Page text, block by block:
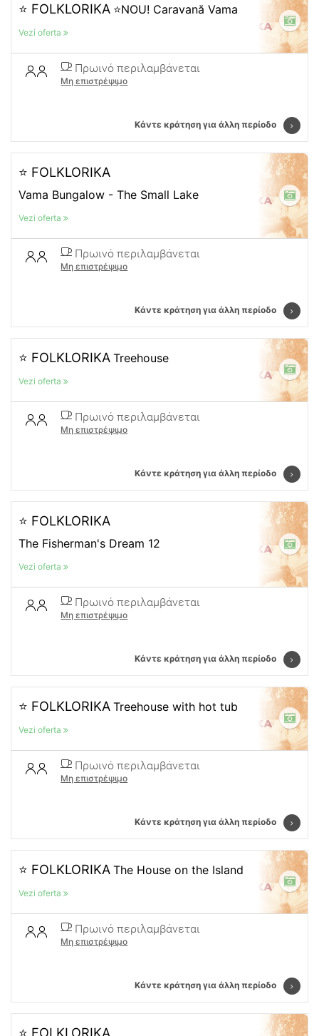
⭐ FOLKLORIKA ⭐NOU! Caravană Vama
Vezi oferta
Πρωινό περιλαμβάνεται
Μη επιστρέψιμο
Κάντε κράτηση για άλλη περίοδο
⭐ FOLKLORIKA
Vama Bungalow - The Small Lake
Vezi oferta
Πρωινό περιλαμβάνεται
Μη επιστρέψιμο
Κάντε κράτηση για άλλη περίοδο
⭐ FOLKLORIKA Treehouse
Vezi oferta
Πρωινό περιλαμβάνεται
Μη επιστρέψιμο
Κάντε κράτηση για άλλη περίοδο
⭐ FOLKLORIKA
The Fisherman's Dream 12
Vezi oferta
Πρωινό περιλαμβάνεται
Μη επιστρέψιμο
Κάντε κράτηση για άλλη περίοδο
⭐ FOLKLORIKA Treehouse with hot tub
Vezi oferta
Πρωινό περιλαμβάνεται
Μη επιστρέψιμο
Κάντε κράτηση για άλλη περίοδο
⭐ FOLKLORIKA The House on the Island
Vezi oferta
Πρωινό περιλαμβάνεται
Μη επιστρέψιμο
Κάντε κράτηση για άλλη περίοδο
⭐ FOLKLORIKA